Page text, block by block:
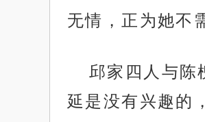
无情，正为她不
邱家四人与陈
延是没有兴趣的